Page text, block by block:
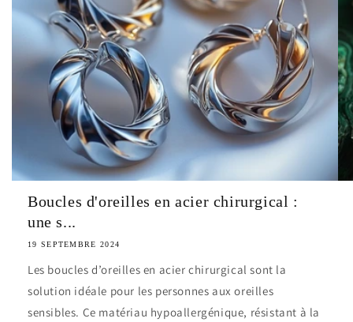
Boucles d'oreilles en acier chirurgical :
une s...
19 SEPTEMBRE 2024
Les boucles d’oreilles en acier chirurgical sont la
solution idéale pour les personnes aux oreilles
sensibles. Ce matériau hypoallergénique, résistant à la